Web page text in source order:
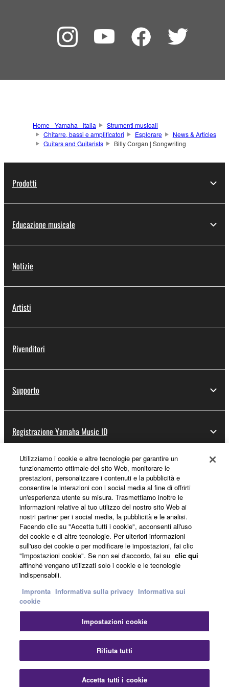
Home - Yamaha - Italia
Strumenti musicali
Chitarre, bassi e amplificatori
Esplorare
News & Articles
Guitars and Guitarists
Billy Corgan | Songwriting
Prodotti
Educazione musicale
Notizie
Artisti
Rivenditori
Supporto
Registrazione Yamaha Music ID
Informazioni su Yamaha
Italia - Italian
Affari
ContattiTermini di utilizzoInformativa sulla privacy
Informativa sui cookieImpronta
© Yamaha Corporation.
Utilizziamo i cookie e altre tecnologie per garantire un
funzionamento ottimale del sito Web, monitorare le
prestazioni, personalizzare i contenuti e la pubblicità e
consentire le interazioni con i social media al fine di offrirti
un'esperienza utente su misura. Trasmettiamo inoltre le
informazioni relative al tuo utilizzo del nostro sito Web ai
nostri partner per i social media, la pubblicità e le analisi.
Facendo clic su "Accetta tutti i cookie", acconsenti all'uso
dei cookie e di altre tecnologie. Per ulteriori informazioni
sull'uso dei cookie o per modificare le impostazioni, fai clic
"Impostazioni cookie". Se non sei d'accordo, fai su clic qui
affinché vengano utilizzati solo i cookie e le tecnologie
indispensabili.
Impronta Informativa sulla privacy Informativa sui
cookie
Impostazioni cookie
Rifiuta tutti
Accetta tutti i cookie